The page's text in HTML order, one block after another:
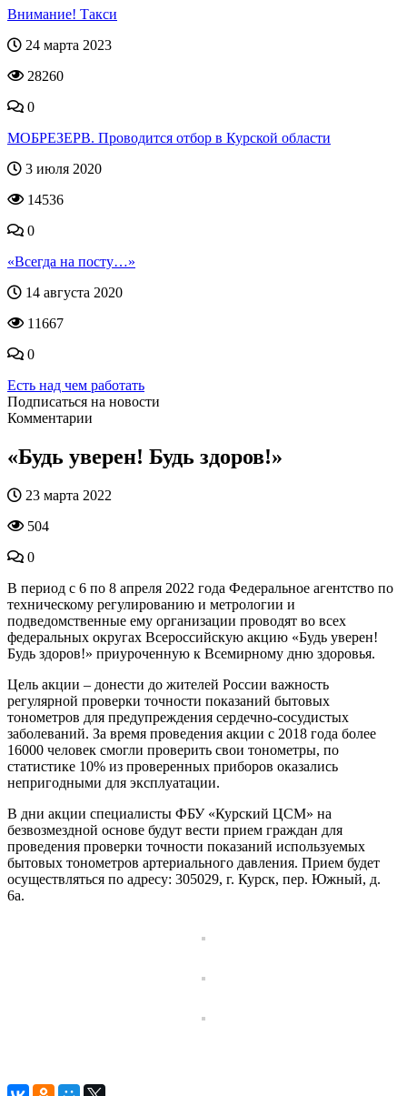
Внимание! Такси
24 марта 2023
28260
0
МОБРЕЗЕРВ. Проводится отбор в Курской области
3 июля 2020
14536
0
«Всегда на посту…»
14 августа 2020
11667
0
Есть над чем работать
Подписаться на новости
Комментарии
«Будь уверен! Будь здоров!»
23 марта 2022
504
0
В период с 6 по 8 апреля 2022 года Федеральное агентство по
техническому регулированию и метрологии и
подведомственные ему организации проводят во всех
федеральных округах Всероссийскую акцию «Будь уверен!
Будь здоров!» приуроченную к Всемирному дню здоровья.
Цель акции – донести до жителей России важность
регулярной проверки точности показаний бытовых
тонометров для предупреждения сердечно-сосудистых
заболеваний. За время проведения акции с 2018 года более
16000 человек смогли проверить свои тонометры, по
статистике 10% из проверенных приборов оказались
непригодными для эксплуатации.
В дни акции специалисты ФБУ «Курский ЦСМ» на
безвозмездной основе будут вести прием граждан для
проведения проверки точности показаний используемых
бытовых тонометров артериального давления. Прием будет
осуществляться по адресу: 305029, г. Курск, пер. Южный, д.
6а.